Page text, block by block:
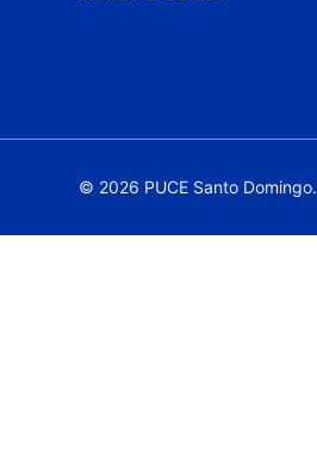
© 2026 PUCE Santo Domingo.